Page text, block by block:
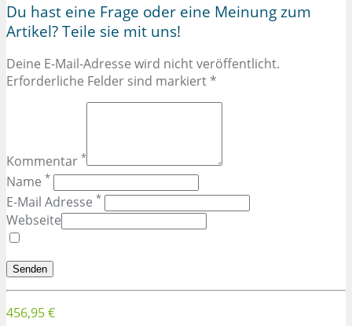
Du hast eine Frage oder eine Meinung zum
Artikel? Teile sie mit uns!
Deine E-Mail-Adresse wird nicht veröffentlicht.
Erforderliche Felder sind markiert *
Kommentar *
Name *
E-Mail Adresse *
Webseite
456,95 €